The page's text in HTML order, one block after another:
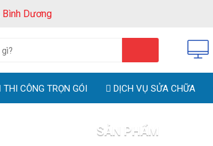
Bình Dương
THI CÔNG TRỌN GÓI DỊCH VỤ SỬA CHỮA
SẢN PHẨM